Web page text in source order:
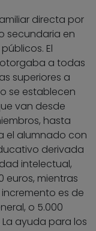
directa por
secundaria en
El
a todas
superiores a
se establecen
van desde
hasta
el alumnado con
derivada
intelectual,
euros, mientras
es de
o 5.000
ayuda para los